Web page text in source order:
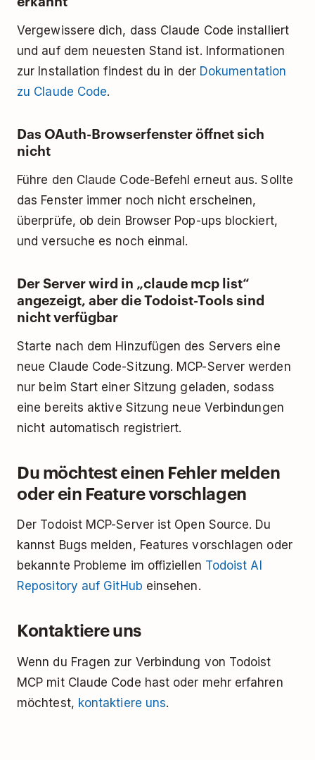
Vergewissere dich, dass Claude Code installiert
und auf dem neuesten Stand ist. Informationen
zur Installation findest du in der Dokumentation
zu Claude Code.
Das OAuth-Browserfenster öffnet sich
nicht
Führe den Claude Code-Befehl erneut aus. Sollte
das Fenster immer noch nicht erscheinen,
überprüfe, ob dein Browser Pop-ups blockiert,
und versuche es noch einmal.
Der Server wird in „claude mcp list“
angezeigt, aber die Todoist-Tools sind
nicht verfügbar
Starte nach dem Hinzufügen des Servers eine
neue Claude Code-Sitzung. MCP-Server werden
nur beim Start einer Sitzung geladen, sodass
eine bereits aktive Sitzung neue Verbindungen
nicht automatisch registriert.
Du möchtest einen Fehler melden
oder ein Feature vorschlagen
Der Todoist MCP-Server ist Open Source. Du
kannst Bugs melden, Features vorschlagen oder
bekannte Probleme im offiziellen Todoist AI
Repository auf GitHub einsehen.
Kontaktiere uns
Wenn du Fragen zur Verbindung von Todoist
MCP mit Claude Code hast oder mehr erfahren
möchtest, kontaktiere uns.